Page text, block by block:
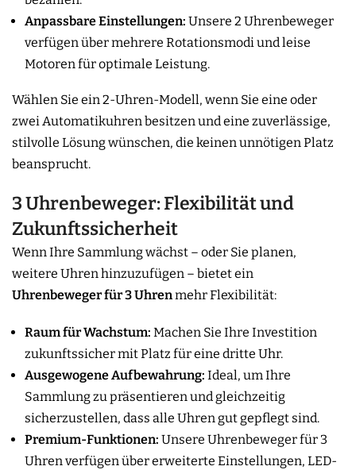
Anpassbare Einstellungen: Unsere 2 Uhrenbeweger
verfügen über mehrere Rotationsmodi und leise
Motoren für optimale Leistung.
Wählen Sie ein 2-Uhren-Modell, wenn Sie eine oder
zwei Automatikuhren besitzen und eine zuverlässige,
stilvolle Lösung wünschen, die keinen unnötigen Platz
beansprucht.
3 Uhrenbeweger: Flexibilität und
Zukunftssicherheit
Wenn Ihre Sammlung wächst – oder Sie planen,
weitere Uhren hinzuzufügen – bietet ein
Uhrenbeweger für 3 Uhrenmehr Flexibilität:
Raum für Wachstum: Machen Sie Ihre Investition
zukunftssicher mit Platz für eine dritte Uhr.
Ausgewogene Aufbewahrung: Ideal, um Ihre
Sammlung zu präsentieren und gleichzeitig
sicherzustellen, dass alle Uhren gut gepflegt sind.
Premium-Funktionen: Unsere Uhrenbeweger für 3
Uhren verfügen über erweiterte Einstellungen, LED-